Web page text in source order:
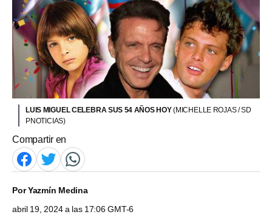
LUIS MIGUEL CELEBRA SUS 54 AÑOS HOY(MICHELLE ROJAS / SD
PNOTICIAS)
Compartir en
PorYazmín Medina
abril 19, 2024 a las 17:06 GMT-6